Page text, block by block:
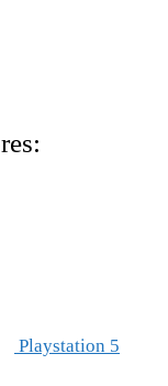
Playstation 5